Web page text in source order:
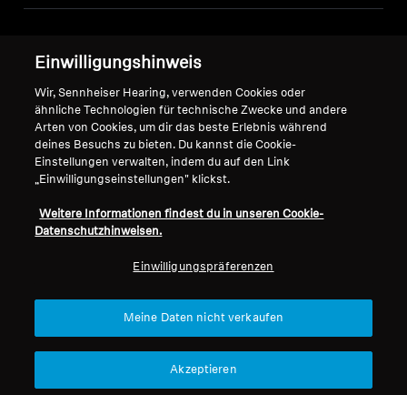
Vertrag widerrufen
Globale Datenschutzrichtlinie
Allgemeine
Geschäftsbedingungen für
Online-Verkäufe an Verbraucher
Offenlegung von Schwachstellen
Karriere bei Sonova
Pressekontakte
Newsroom
Sennheiser Consumer
Impressum Cookie-Einstellungen
© 2026 Sonova Consumer Hearing GmbH
Einwilligungshinweis
Wir, Sennheiser Hearing, verwenden Cookies oder
ähnliche Technologien für technische Zwecke und andere
Arten von Cookies, um dir das beste Erlebnis während
deines Besuchs zu bieten. Du kannst die Cookie-
Einstellungen verwalten, indem du auf den Link
„Einwilligungseinstellungen" klickst.
Weitere Informationen findest du in unseren Cookie-
Datenschutzhinweisen.
Einwilligungspräferenzen
Meine Daten nicht verkaufen
Akzeptieren